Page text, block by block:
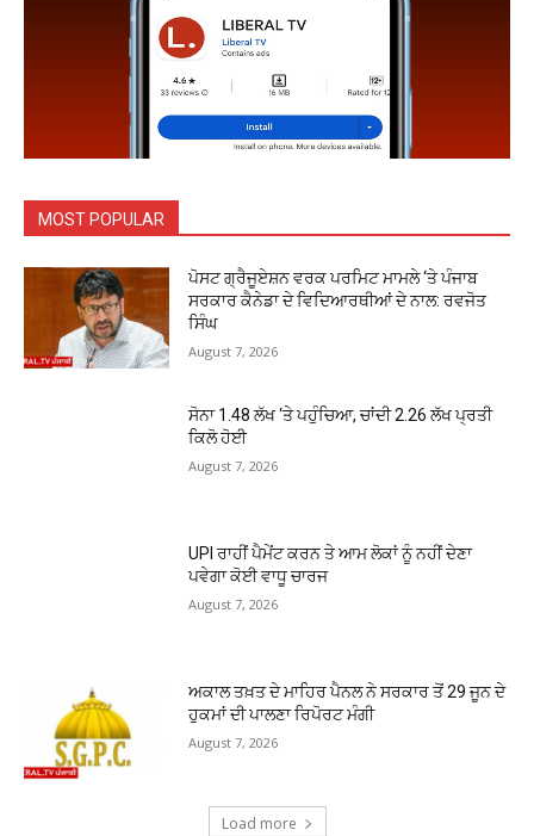
MOST POPULAR
ਪੋਸਟ ਗ੍ਰੈਜੂਏਸ਼ਨ ਵਰਕ ਪਰਮਿਟ ਮਾਮਲੇ ‘ਤੇ ਪੰਜਾਬ
ਸਰਕਾਰ ਕੈਨੇਡਾ ਦੇ ਵਿਦਿਆਰਥੀਆਂ ਦੇ ਨਾਲ: ਰਵਜੋਤ
ਸਿੰਘ
August 7, 2026
ਸੋਨਾ ₹1.48 ਲੱਖ ‘ਤੇ ਪਹੁੰਚਿਆ, ਚਾਂਦੀ ₹2.26 ਲੱਖ ਪ੍ਰਤੀ
ਕਿਲੋ ਹੋਈ
August 7, 2026
UPI ਰਾਹੀਂ ਪੈਮੇਂਟ ਕਰਨ ਤੇ ਆਮ ਲੋਕਾਂ ਨੂੰ ਨਹੀਂ ਦੇਣਾ
ਪਵੇਗਾ ਕੋਈ ਵਾਧੂ ਚਾਰਜ
August 7, 2026
ਅਕਾਲ ਤਖ਼ਤ ਦੇ ਮਾਹਿਰ ਪੈਨਲ ਨੇ ਸਰਕਾਰ ਤੋਂ 29 ਜੂਨ ਦੇ
ਹੁਕਮਾਂ ਦੀ ਪਾਲਣਾ ਰਿਪੋਰਟ ਮੰਗੀ
August 7, 2026
Load more